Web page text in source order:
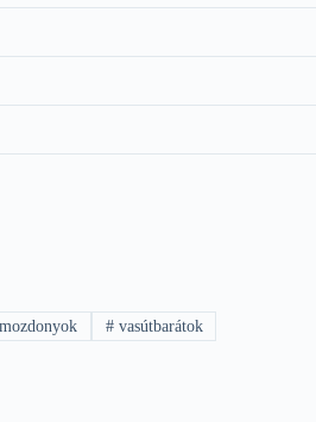
#vasútbarátok